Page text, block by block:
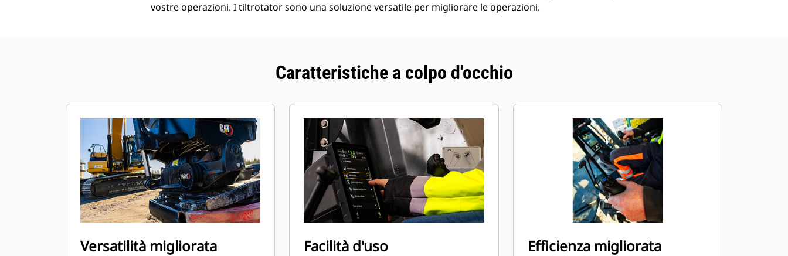
vostre operazioni. I tiltrotator sono una soluzione versatile per migliorare le operazioni.
Caratteristiche a colpo d'occhio
Versatilità migliorata Facilità d'uso Efficienza migliorata